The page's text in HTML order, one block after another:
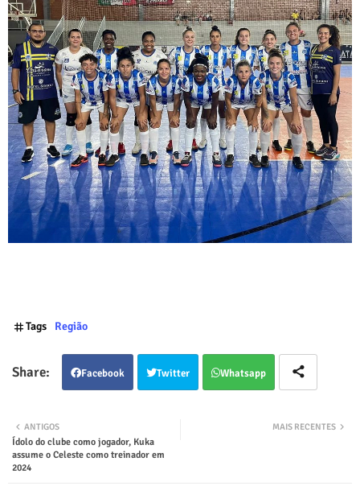
Tags Região
Facebook Twitter Whatsapp
MAIS RECENTES
ANTIGOS
Ídolo do clube como jogador, Kuka
assume o Celeste como treinador em
2024